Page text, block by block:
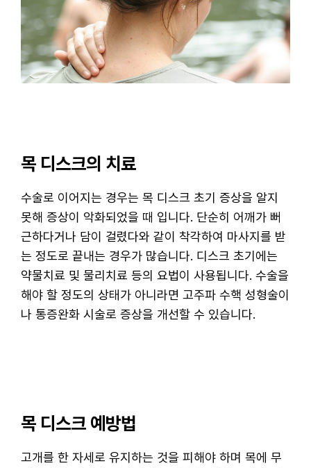
목 디스크의 치료
수술로 이어지는 경우는 목 디스크 초기 증상을 알지
못해 증상이 악화되었을 때 입니다. 단순히 어깨가 뻐
근하다거나 담이 걸렸다와 같이 착각하여 마사지를 받
는 정도로 끝내는 경우가 많습니다. 디스크 초기에는
약물치료 및 물리치료 등의 요법이 사용됩니다. 수술을
해야 할 정도의 상태가 아니라면 고주파 수핵 성형술이
나 통증완화 시술로 증상을 개선할 수 있습니다.
목 디스크 예방법
고개를 한 자세로 유지하는 것을 피해야 하며 목에 무